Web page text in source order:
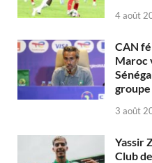
4 août
CAN
Maroc
3 août
Yassir
Club